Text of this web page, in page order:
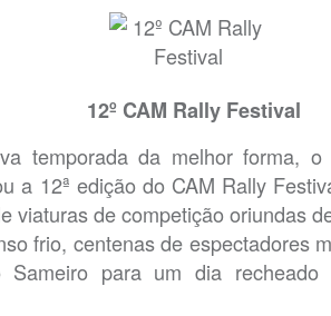
12º CAM Rally Festival
temporada da melhor forma,
a 12ª edição do CAM Rally
viaturas de competição oriundas
frio, centenas de espectadores
Sameiro para um dia